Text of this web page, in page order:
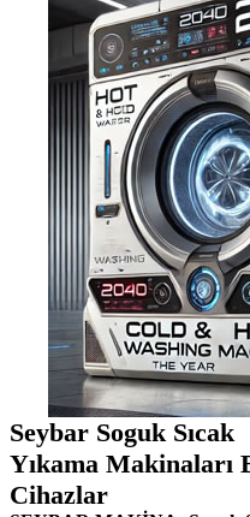
Seybar Soguk Sıcak
Yıkama Makinaları
Cihazlar